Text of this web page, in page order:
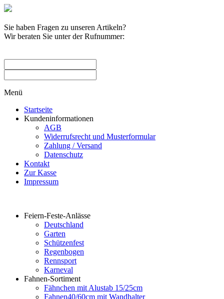
Sie haben Fragen zu unseren Artikeln?
Wir beraten Sie unter der Rufnummer:
Menü
Startseite
Kundeninformationen
AGB
Widerrufsrecht und Musterformular
Zahlung / Versand
Datenschutz
Kontakt
Zur Kasse
Impressum
Feiern-Feste-Anlässe
Deutschland
Garten
Schützenfest
Regenbogen
Rennsport
Karneval
Fahnen-Sortiment
Fähnchen mit Alustab 15/25cm
Fahnen40/60cm mit Wandhalter